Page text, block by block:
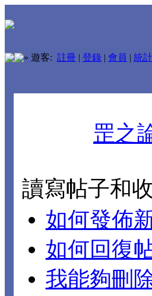
» 遊客: 註冊 | 登錄 | 會員 | 統計
罡之
讀寫帖子和
如何發佈
如何回復
我能夠刪